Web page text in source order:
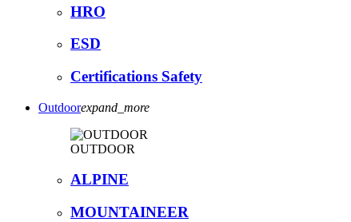
HRO
ESD
Certifications Safety
Outdoorexpand_more
OUTDOOR
ALPINE
MOUNTAINEER